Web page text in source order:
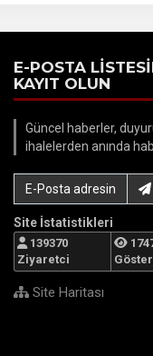
E-POSTA
KAYIT OLUN
Güncel haberler,
ihalelerden anında
E-Posta adresinizi
Site İstatistikleri
139370
Ziyaretci
Site Haritası